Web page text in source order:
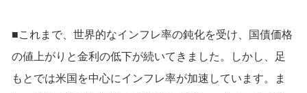
■これまで、世界的なインフレ率の鈍化を受け、国債価格
の値上がりと金利の低下が続いてきました。しかし、足
もとでは米国を中心にインフレ率が加速しています。ま